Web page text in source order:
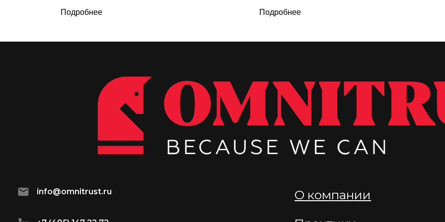
Подробнее Подробнее
О компании
Практики